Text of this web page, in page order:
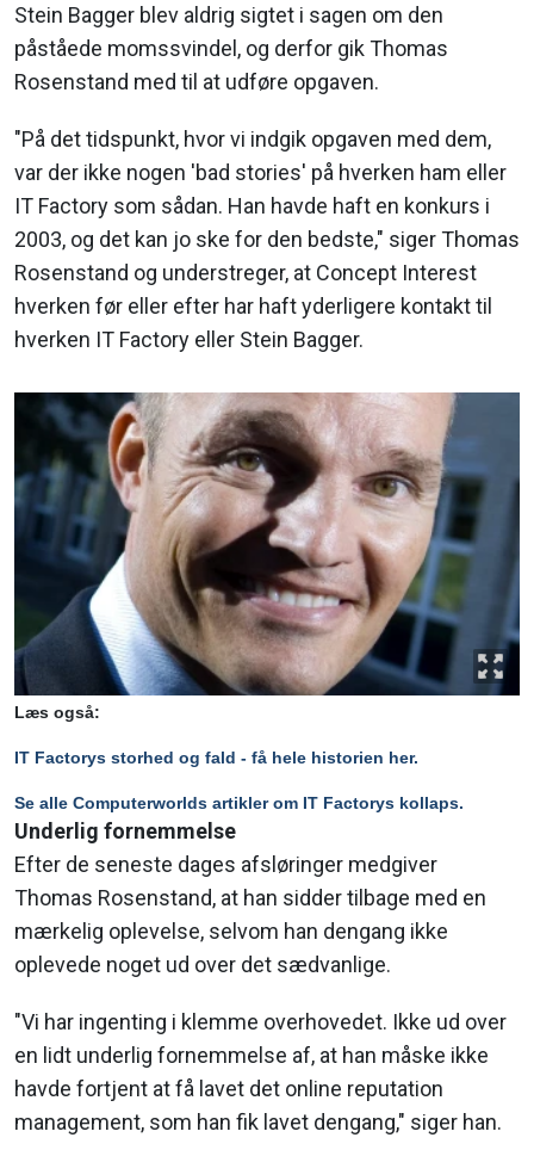
Stein Bagger blev aldrig sigtet i sagen om den
påståede momssvindel, og derfor gik Thomas
Rosenstand med til at udføre opgaven.
"På det tidspunkt, hvor vi indgik opgaven med dem,
var der ikke nogen 'bad stories' på hverken ham eller
IT Factory som sådan. Han havde haft en konkurs i
2003, og det kan jo ske for den bedste," siger Thomas
Rosenstand og understreger, at Concept Interest
hverken før eller efter har haft yderligere kontakt til
hverken IT Factory eller Stein Bagger.
Læs også:
IT Factorys storhed og fald - få hele historien her.
Se alle Computerworlds artikler om IT Factorys kollaps.
Underlig fornemmelse
Efter de seneste dages afsløringer medgiver
Thomas Rosenstand, at han sidder tilbage med en
mærkelig oplevelse, selvom han dengang ikke
oplevede noget ud over det sædvanlige.
"Vi har ingenting i klemme overhovedet. Ikke ud over
en lidt underlig fornemmelse af, at han måske ikke
havde fortjent at få lavet det online reputation
management, som han fik lavet dengang," siger han.